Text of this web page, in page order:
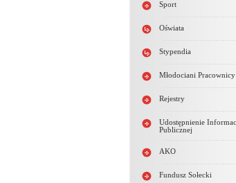
Sport
Oświata
Stypendia
Młodociani Pracownicy
Rejestry
Udostępnienie
Publicznej
AKO
Fundusz Sołecki